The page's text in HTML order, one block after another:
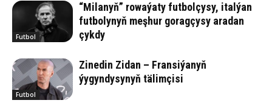
Futbol
“Milanyň” rowaýaty futbolçysy, italýan
futbolynyň meşhur goragçysy aradan
çykdy
Futbol
Zinedin Zidan – Fransiýanyň
ýygyndysynyň tälimçisi